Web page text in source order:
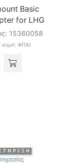
Basic
for LHG
15360058
συμπ. ΦΠΑ)